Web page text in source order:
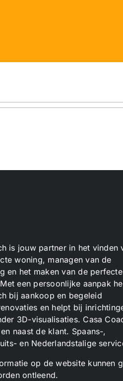
is jouw partner in het vinden
woning, managen van de
en het maken van de perfecte
een persoonlijke aanpak
bij aankoop en begeleid
en helpt bij
3D-visualisaties. Casa
naast de klant. Spaans-,
en Nederlandstalige
op de website kunnen
ontleend.